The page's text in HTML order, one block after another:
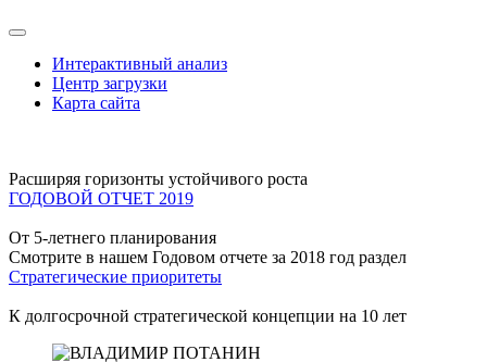
Интерактивный анализ
Центр загрузки
Карта сайта
Расширяя горизонты устойчивого роста
ГОДОВОЙ ОТЧЕТ 2019
От 5-летнего планирования
Смотрите в нашем Годовом отчете за 2018 год раздел
Стратегические приоритеты
К долгосрочной стратегической концепции на 10 лет